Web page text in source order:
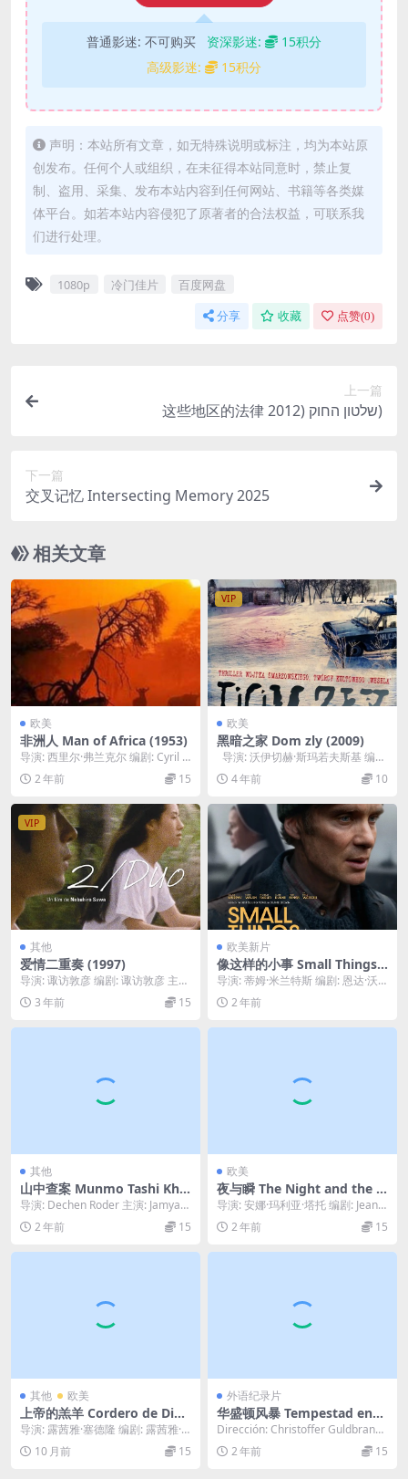
普通影迷: 不可购买 资深影迷:
15积分
高级影迷:
15积分
声明：本站所有文章，如无特殊说明或标注，均为本站原
创发布。任何个人或组织，在未征得本站同意时，禁止复
制、盗用、采集、发布本站内容到任何网站、书籍等各类媒
体平台。如若本站内容侵犯了原著者的合法权益，可联系我
们进行处理。
1080p 冷门佳片 百度网盘
分享 收藏 点赞(0)
上一篇
这些地区的法律 שלטון החוק (2012)
下一篇
交叉记忆 Intersecting Memory 2025
相关文章
欧美
非洲人 Man of Africa (1953)
导演: 西里尔·弗兰克尔 编剧: Cyril F
rankel / Montagu...
2 年前 15
VIP
欧美
黑暗之家 Dom zly (2009)
导演: 沃伊切赫·斯玛若夫斯基 编
剧: 卢卡兹·考斯米基 / 沃伊...
4 年前 10
VIP
其他
爱情二重奏 (1997)
导演: 诹访敦彦 编剧: 诹访敦彦 主
演: 柳爱里 / 西岛秀俊 / 渡边真起
子...3 年前 15
欧美新片
像这样的小事 Small Things L
ike These (2024)
导演: 蒂姆·米兰特斯 编剧: 恩达·沃
尔什 主演: 基里安·墨菲 / 艾琳·沃...
2 年前
其他
山中查案 Munmo Tashi Khyi
dron (2016)
导演: Dechen Roder 主演: Jamyan
g Jamtsho Wan...
2 年前 15
欧美
夜与瞬 The Night and the M
oment (1994)
导演: 安娜·玛利亚·塔托 编剧: Jean-
Claude Carri / Cl...
2 年前 15
其他 欧美
上帝的羔羊 Cordero de Dios
(2008)
导演: 露茜雅·塞德隆 编剧: 露茜雅·
塞德隆 Lucía Cedrón 主演:...
10 月前 15
外语纪录片
华盛顿风暴 Tempestad en
Washington.2023
Dirección: Christoffer Guldbrands
en Repa...
2 年前 15